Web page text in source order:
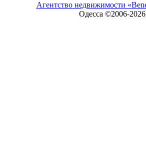
Агентство недвижимости
Одесса ©2006-2026